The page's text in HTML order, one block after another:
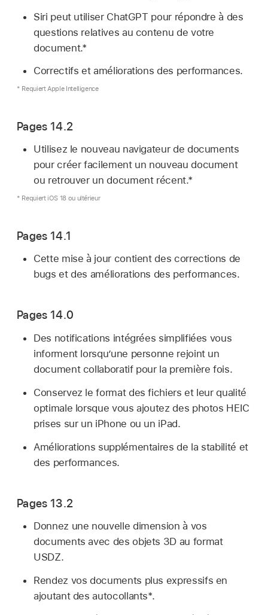
Siri peut utiliser ChatGPT pour répondre à des
questions relatives au contenu de votre
document.*
Correctifs et améliorations des performances.
* Requiert Apple Intelligence
Pages 14.2
Utilisez le nouveau navigateur de documents
pour créer facilement un nouveau document
ou retrouver un document récent.*
* Requiert iOS 18 ou ultérieur
Pages 14.1
Cette mise à jour contient des corrections de
bugs et des améliorations des performances.
Pages 14.0
Des notifications intégrées simplifiées vous
informent lorsqu’une personne rejoint un
document collaboratif pour la première fois.
Conservez le format des fichiers et leur qualité
optimale lorsque vous ajoutez des photos HEIC
prises sur un iPhone ou un iPad.
Améliorations supplémentaires de la stabilité et
des performances.
Pages 13.2
Donnez une nouvelle dimension à vos
documents avec des objets 3D au format
USDZ.
Rendez vos documents plus expressifs en
ajoutant des autocollants*.